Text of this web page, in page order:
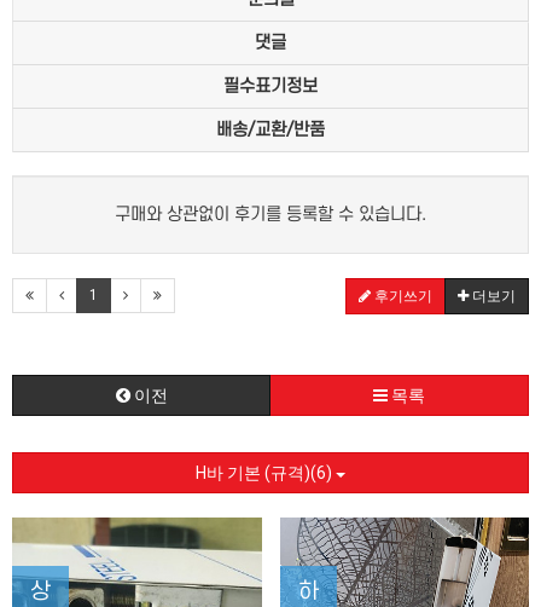
댓글
필수표기정보
배송/교환/반품
구매와 상관없이 후기를 등록할 수 있습니다.
1 후기쓰기 더보기
이전 목록
H바 기본 (규격)(6)
상 하